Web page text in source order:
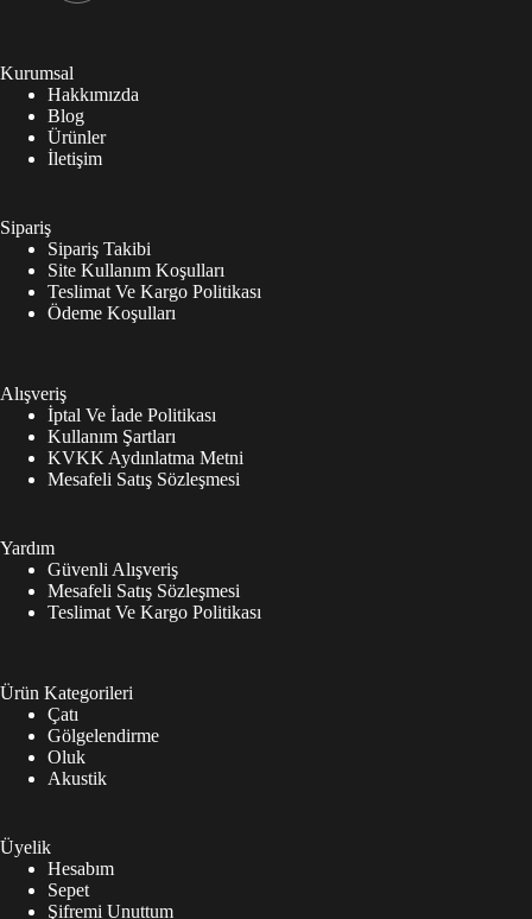
Kurumsal
Hakkımızda
Blog
Ürünler
İletişim
Sipariş
Sipariş Takibi
Site Kullanım Koşulları
Teslimat Ve Kargo Politikası
Ödeme Koşulları
Alışveriş
İptal Ve İade Politikası
Kullanım Şartları
KVKK Aydınlatma Metni
Mesafeli Satış Sözleşmesi
Yardım
Güvenli Alışveriş
Mesafeli Satış Sözleşmesi
Teslimat Ve Kargo Politikası
Ürün Kategorileri
Çatı
Gölgelendirme
Oluk
Akustik
Üyelik
Hesabım
Sepet
Şifremi Unuttum